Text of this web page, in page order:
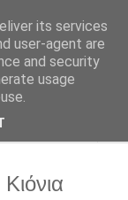
its services
user-agent are
and security
usage